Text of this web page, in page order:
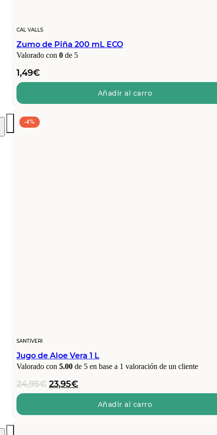
CAL VALLS
Zumo de Piña 200 mL ECO
Valorado con 0 de 5
1,49€
Añadir al carro
-4%
SANTIVERI
Jugo de Aloe Vera 1 L
Valorado con 5.00 de 5 en base a 1 valoración de un cliente
24,95€ El
precio
era:
23,95€El
precio
actual
es:
Añadir al carro